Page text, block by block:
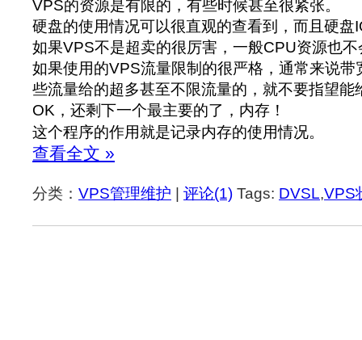
VPS的资源是有限的，有些时候甚至很紧张。
硬盘的使用情况可以很直观的查看到，而且硬盘
如果VPS不是超卖的很厉害，一般CPU资源也
如果使用的VPS流量限制的很严格，通常来说带
些流量给的超多甚至不限流量的，就不要指望能
OK，还剩下一个最主要的了，内存！
这个程序的作用就是记录内存的使用情况。
查看全文 »
分类： VPS管理维护 | 评论(1) Tags: DVSL,VPS